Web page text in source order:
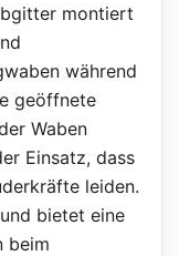
montiert
während
geöffnete
Waben
Einsatz, dass
leiden.
bietet eine
beim